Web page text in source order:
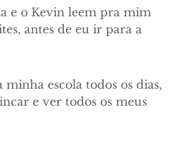
e o Kevin leem pra mim
antes de eu ir para a
minha escola todos os dias,
e ver todos os meus